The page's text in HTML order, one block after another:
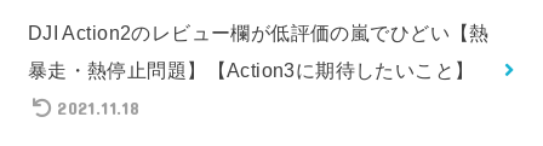
DJI Action2のレビュー欄が低評価の嵐でひどい【熱
暴走・熱停止問題】【Action3に期待したいこと】
2021.11.18